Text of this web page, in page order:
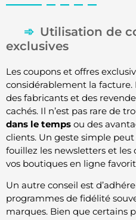
Utilisation de
exclusives
Les coupons et offres
considérablement la facture.
des fabricants et des
cachés. Il n’est pas rare de
dans le temps ou des
clients. Un geste simple
fouillez les newsletters et
vos boutiques en ligne
Un autre conseil est
programmes de fidélité
marques. Bien que certains